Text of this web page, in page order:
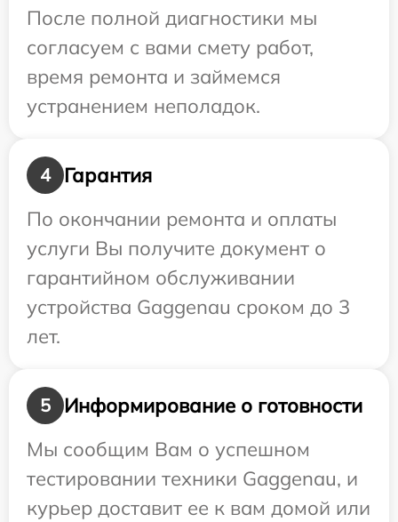
После полной диагностики мы
согласуем с вами смету работ,
время ремонта и займемся
устранением неполадок.
4
Гарантия
По окончании ремонта и оплаты
услуги Вы получите документ о
гарантийном обслуживании
устройства Gaggenau сроком до 3
лет.
5
Информирование о готовности
Мы сообщим Вам о успешном
тестировании техники Gaggenau, и
курьер доставит ее к вам домой или